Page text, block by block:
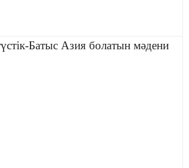
Батыс Азия болатын мәдени